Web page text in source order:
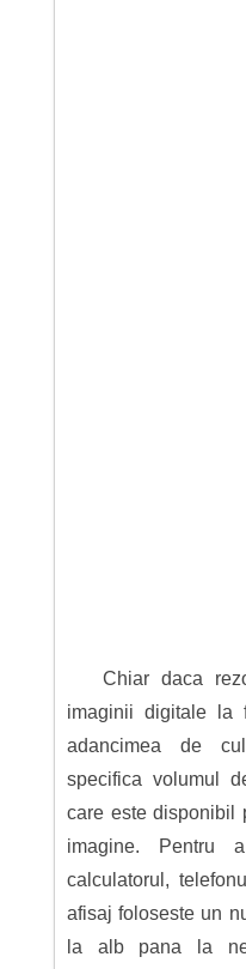
Chiar daca
imaginii digitale la
adancimea de
specifica volumul
care este disponibil
imagine. Pentru
calculatorul,
afisaj foloseste un
la alb pana la